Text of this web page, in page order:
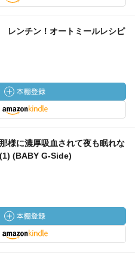
レンチン！オートミールレシピ
様に濃厚吸血されて夜も眠れな
(BABY G-Side)